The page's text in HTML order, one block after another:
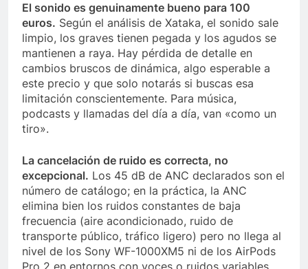
El sonido es genuinamente bueno para 100
euros. Según el análisis de Xataka, el sonido sale
limpio, los graves tienen pegada y los agudos se
mantienen a raya. Hay pérdida de detalle en
cambios bruscos de dinámica, algo esperable a
este precio y que solo notarás si buscas esa
limitación conscientemente. Para música,
podcasts y llamadas del día a día, van «como un
tiro».
La cancelación de ruido es correcta, no
excepcional. Los 45 dB de ANC declarados son el
número de catálogo; en la práctica, la ANC
elimina bien los ruidos constantes de baja
frecuencia (aire acondicionado, ruido de
transporte público, tráfico ligero) pero no llega al
nivel de los Sony WF-1000XM5 ni de los AirPods